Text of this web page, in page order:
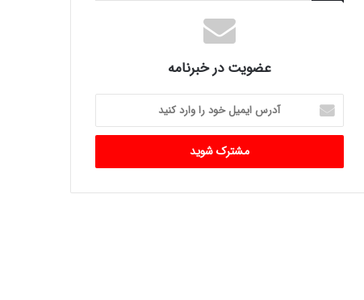
عضویت در خبرنامه
آدرس
ایمیل
خود
وارد